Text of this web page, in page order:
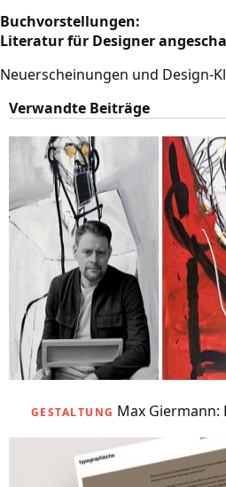
Buchvorstellungen:
Literatur für Designer
Neuerscheinungen und Design-
Verwandte Beiträge
GESTALTUNG Max